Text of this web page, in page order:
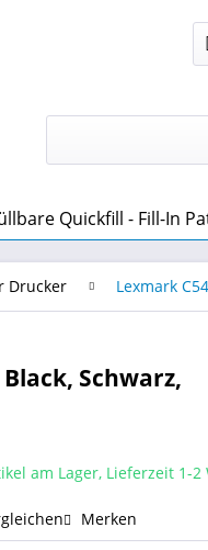
Quickfill - Fill-In
Drucker Lexmark
Schwarz,
am Lager, Lieferzeit 1-2
Merken